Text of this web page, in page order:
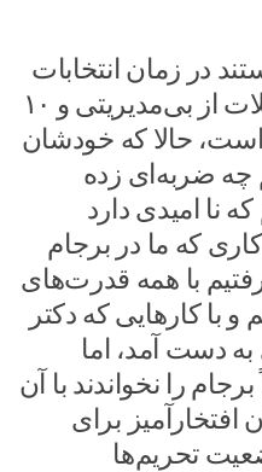
در زمان انتخابات
می‌گفتند ۹۰ درصد مشکلات از بی‌مدیریتی و ۱۰
حالا که خودشان
چه ضربه‌ای زده
نا امیدی دارد
که ما در برجام
رفتیم با همه قدرت‌های
با کارهایی که دکتر
دست آمد، اما
را نخواندند با آن
افتخارآمیز برای
تحریم‌ها